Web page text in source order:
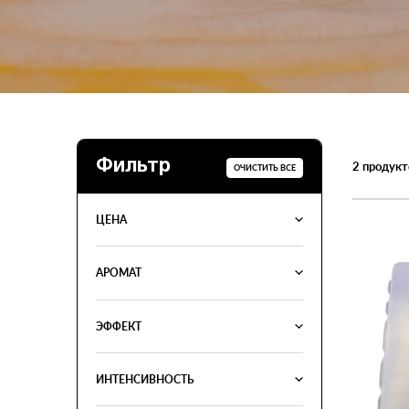
Фильтр
ЦЕНА
АРОМАТ
ЭФФЕКТ
ИНТЕНСИВНОСТЬ
ОЧИСТИТЬ ВСЕ 2